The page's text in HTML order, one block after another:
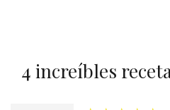
4 increíbles